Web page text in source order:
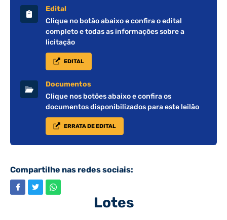
Edital
Clique no botão abaixo e confira o edital
completo e todas as informações sobre a
licitação
EDITAL
Documentos
Clique nos botões abaixo e confira os
documentos disponibilizados para este leilão
ERRATA DE EDITAL
Compartilhe nas redes sociais:
Lotes